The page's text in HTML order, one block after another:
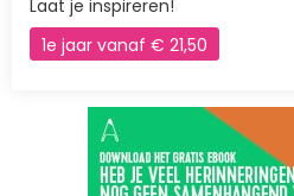
Laat je inspireren!
1e jaar vanaf € 21,50